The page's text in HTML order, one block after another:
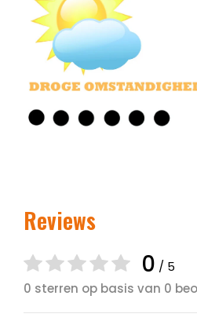
Reviews
0 / 5
0 sterren op basis van 0